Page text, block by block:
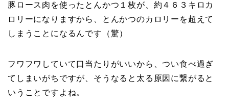
豚ロース肉を使ったとんかつ１枚が、約４６３キロカ
ロリーになりますから、とんかつのカロリーを超えて
しまうことになるんです（驚）
フワフワしていて口当たりがいいから、つい食べ過ぎ
てしまいがちですが、そうなると太る原因に繋がると
いうことですよね。